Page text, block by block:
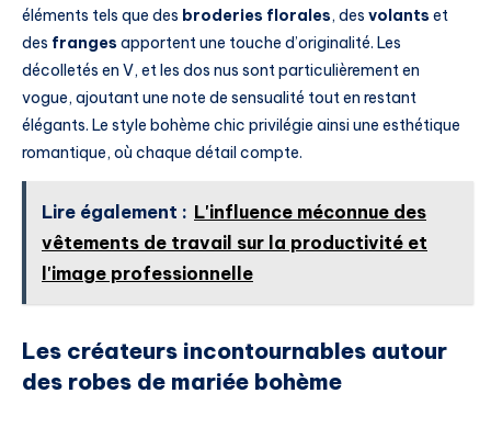
éléments tels que des broderies florales, des volants et
des franges apportent une touche d’originalité. Les
décolletés en V, et les dos nus sont particulièrement en
vogue, ajoutant une note de sensualité tout en restant
élégants. Le style bohème chic privilégie ainsi une esthétique
romantique, où chaque détail compte.
Lire également : L'influence méconnue des
vêtements de travail sur la productivité et
l'image professionnelle
Les créateurs incontournables autour
des robes de mariée bohème